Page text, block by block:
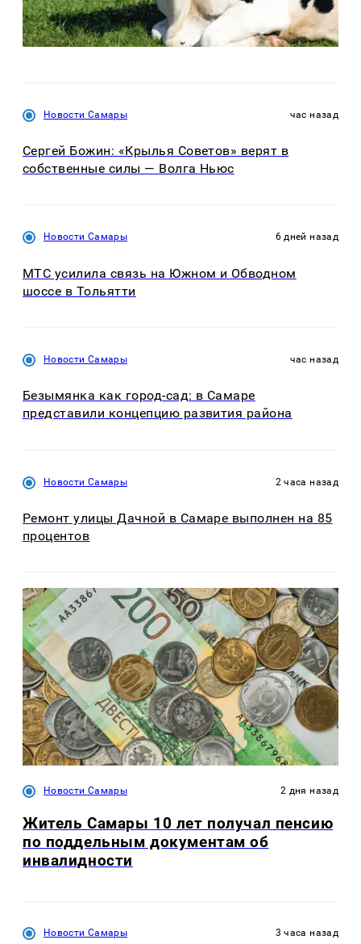
Новости Самары час назад
Сергей Божин: «Крылья Советов» верят в
собственные силы — Волга Ньюс
Новости Самары 6 дней назад
МТС усилила связь на Южном и Обводном
шоссе в Тольятти
Новости Самары час назад
Безымянка как город-сад: в Самаре
представили концепцию развития района
Новости Самары 2 часа назад
Ремонт улицы Дачной в Самаре выполнен на 85
процентов
Новости Самары 2 дня назад
Житель Самары 10 лет получал пенсию
по поддельным документам об
инвалидности
Новости Самары 3 часа назад